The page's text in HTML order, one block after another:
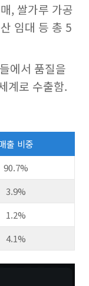
, 쌀가루 가공
임대 등 총 5
에서 품질을
계로 수출함.
출 비중
90.7%
3.9%
1.2%
4.1%